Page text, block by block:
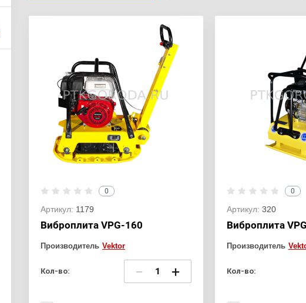
0
Артикул: 1179
Виброплита VPG-160
Производитель Vektor
Кол-во: − +
0
Артикул: 320
Виброплита
Производитель
Кол-во: